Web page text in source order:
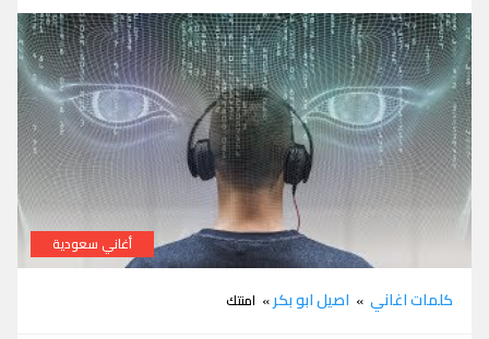
أغاني سعودية
كلمات اغاني » اصيل ابو بكر» امنتك